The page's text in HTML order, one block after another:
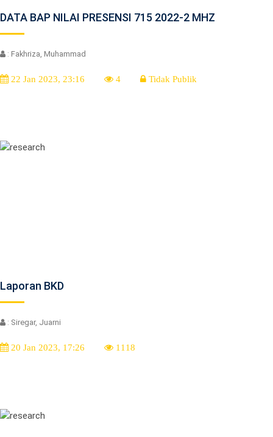
DATA BAP NILAI PRESENSI 715 2022-2 MHZ
: Fakhriza, Muhammad
22 Jan 2023, 23:16 4 Tidak Publik
Laporan BKD
: Siregar, Juarni
20 Jan 2023, 17:26 1118